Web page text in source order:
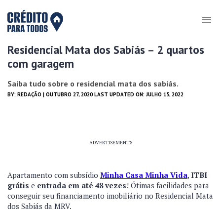
Residencial Mata dos Sabiás – 2 quartos
com garagem
Saiba tudo sobre o residencial mata dos sabiás.
BY: REDAÇÃO | OUTUBRO 27, 2020 LAST UPDATED ON: JULHO 15, 2022
ADVERTISEMENTS
Apartamento com subsídio Minha Casa Minha Vida, ITBI
grátis e entrada em até 48 vezes! Ótimas facilidades para
conseguir seu financiamento imobiliário no Residencial Mata
dos Sabiás da MRV.